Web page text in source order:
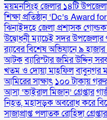
ময়মনসিংহ জেলার ১৪টি উপজেলার
শিক্ষা প্রতিষ্ঠান ‘Dc’s Award
ঝিনাইদহে জেলা প্রশাসক
উদ্বোধনী ম্যাচেই সদর
র‌্যাবের বিশেষ অভিযানে ৯
আটকব্যারিস্টার জমির উদ্দিন
খতম ও দোয়া মাহফিলবাবুনগর
আমিরের সাক্ষাৎ ১০০ টাকায়
আসা ‘ভাইরাল মিজান’ গ্রেপ্তার
নিহত, মহাসড়ক অবরোধ করে
সাজাপ্রাপ্ত পলাতক রোহিঙ্গা